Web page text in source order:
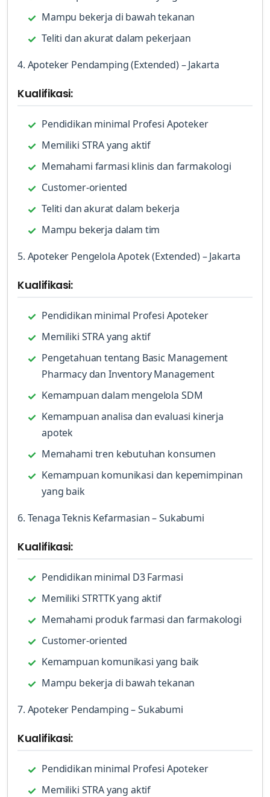
Mampu bekerja di bawah tekanan
Teliti dan akurat dalam pekerjaan
4. Apoteker Pendamping (Extended) – Jakarta
Kualifikasi:
Pendidikan minimal Profesi Apoteker
Memiliki STRA yang aktif
Memahami farmasi klinis dan farmakologi
Customer-oriented
Teliti dan akurat dalam bekerja
Mampu bekerja dalam tim
5. Apoteker Pengelola Apotek (Extended) – Jakarta
Kualifikasi:
Pendidikan minimal Profesi Apoteker
Memiliki STRA yang aktif
Pengetahuan tentang Basic Management
Pharmacy dan Inventory Management
Kemampuan dalam mengelola SDM
Kemampuan analisa dan evaluasi kinerja
apotek
Memahami tren kebutuhan konsumen
Kemampuan komunikasi dan kepemimpinan
yang baik
6. Tenaga Teknis Kefarmasian – Sukabumi
Kualifikasi:
Pendidikan minimal D3 Farmasi
Memiliki STRTTK yang aktif
Memahami produk farmasi dan farmakologi
Customer-oriented
Kemampuan komunikasi yang baik
Mampu bekerja di bawah tekanan
7. Apoteker Pendamping – Sukabumi
Kualifikasi:
Pendidikan minimal Profesi Apoteker
Memiliki STRA yang aktif